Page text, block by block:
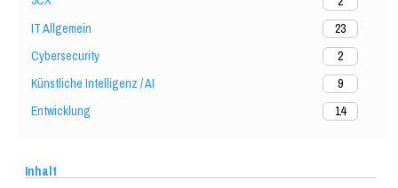
IT Allgemein
23
Cybersecurity
2
Künstliche Intelligenz / AI
9
Entwicklung
14
Inhalt